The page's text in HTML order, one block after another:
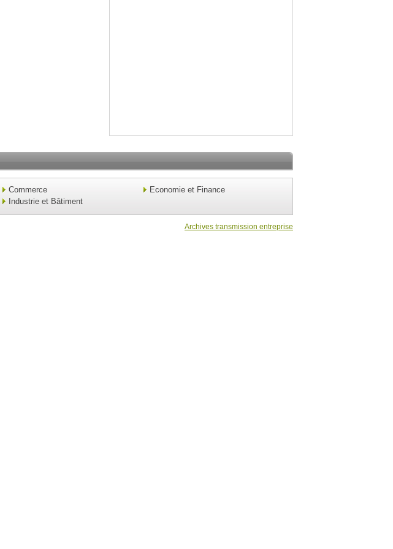
Commerce
Industrie et Bâtiment
Economie et Finance
Archives transmission entreprise